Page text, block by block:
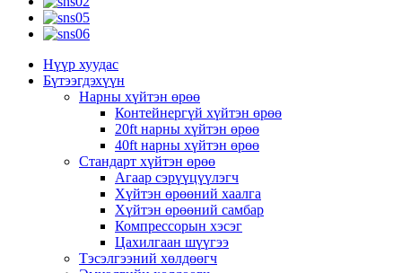
Нүүр хуудас
Бүтээгдэхүүн
Нарны хүйтэн өрөө
Контейнергүй хүйтэн өрөө
20ft нарны хүйтэн өрөө
40ft нарны хүйтэн өрөө
Стандарт хүйтэн өрөө
Агаар сэрүүцүүлэгч
Хүйтэн өрөөний хаалга
Хүйтэн өрөөний самбар
Компрессорын хэсэг
Цахилгаан шүүгээ
Тэсэлгээний хөлдөөгч